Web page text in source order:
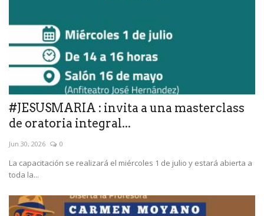
#JESUSMARIA : invita a una masterclass
de oratoria integral...
Jun 30, 2026 0
La capacitación se realizará el miércoles 1 de julio y estará abierta a
toda la...